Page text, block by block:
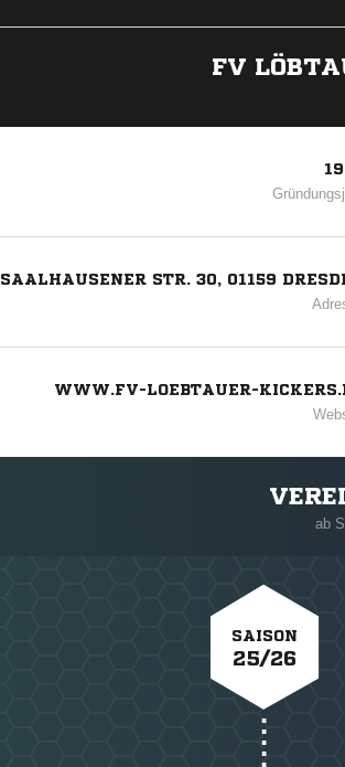
FV
SAALHAUSENER STR. 30, 01159
WWW.FV-LOEBTAUER-
ab
SAISON
25/26